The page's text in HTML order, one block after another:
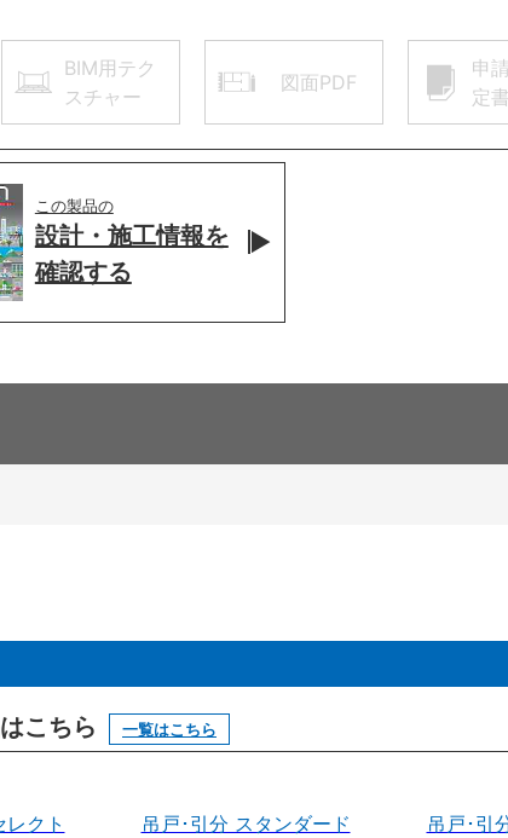
BIM用テク
スチャー
図面PDF
申
定
この製品の
設計・施工情報を
確認する
こちら 一覧はこちら
レクト 吊戸･引分 スタンダード 吊戸･引